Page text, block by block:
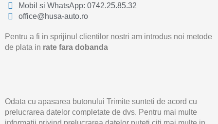
Mobil si WhatsApp: 0742.25.85.32
office@husa-auto.ro
Pentru a fi in sprijinul clientilor nostri am introdus noi metode
de plata in rate fara dobanda
Odata cu apasarea butonului Trimite sunteti de acord cu
prelucrarea datelor completate de dvs. Pentru mai multe